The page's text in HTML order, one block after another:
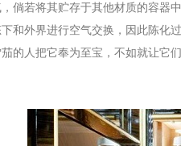
倘若将其贮存于其他材质的容器
和外界进行空气交换，因此陈化
人把它奉为至宝，不如就让它们